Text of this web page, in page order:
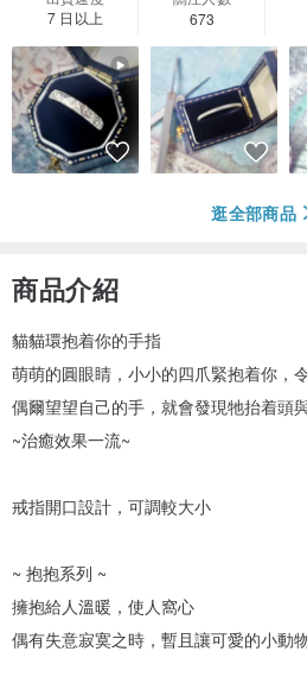
7 日以上
673
逛全部商品
商品介紹
貓貓環抱着你的手指
萌萌的圓眼睛，小小的四爪緊抱着你，
偶爾望望自己的手，就會發現牠抬着頭
~治癒效果一流~
戒指開口設計，可調較大小
~ 抱抱系列 ~
擁抱給人溫暖，使人窩心
偶有失意寂寞之時，暫且讓可愛的小動